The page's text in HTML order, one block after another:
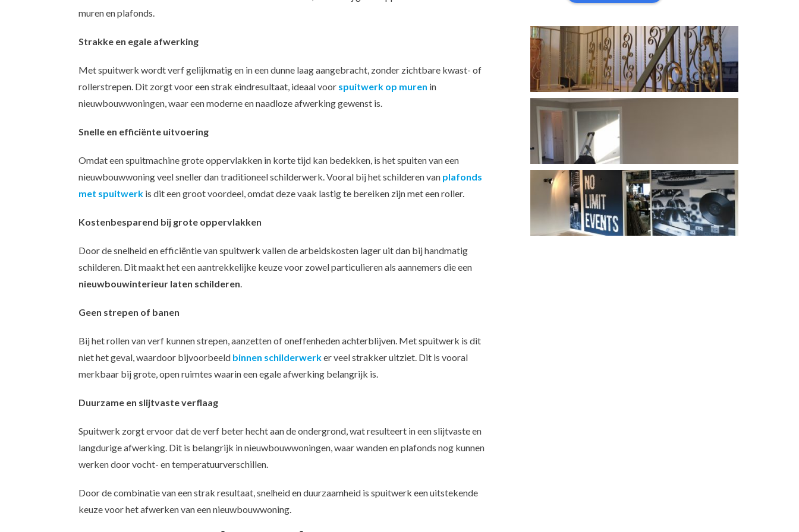
muren en plafonds.
Strakke en egale afwerking
Met spuitwerk wordt verf gelijkmatig en in een dunne laag aangebracht, zonder zichtbare kwast- of
rollerstrepen. Dit zorgt voor een strak eindresultaat, ideaal voor spuitwerk op muren in
nieuwbouwwoningen, waar een moderne en naadloze afwerking gewenst is.
Snelle en efficiënte uitvoering
Omdat een spuitmachine grote oppervlakken in korte tijd kan bedekken, is het spuiten van een
nieuwbouwwoning veel sneller dan traditioneel schilderwerk. Vooral bij het schilderen van plafonds
met spuitwerkis dit een groot voordeel, omdat deze vaak lastig te bereiken zijn met een roller.
Kostenbesparend bij grote oppervlakken
Door de snelheid en efficiëntie van spuitwerk vallen de arbeidskosten lager uit dan bij handmatig
schilderen. Dit maakt het een aantrekkelijke keuze voor zowel particulieren als aannemers die een
nieuwbouwinterieur laten schilderen.
Geen strepen of banen
Bij het rollen van verf kunnen strepen, aanzetten of oneffenheden achterblijven. Met spuitwerk is dit
niet het geval, waardoor bijvoorbeeld binnen schilderwerker veel strakker uitziet. Dit is vooral
merkbaar bij grote, open ruimtes waarin een egale afwerking belangrijk is.
Duurzame en slijtvaste verflaag
Spuitwerk zorgt ervoor dat de verf beter hecht aan de ondergrond, wat resulteert in een slijtvaste en
langdurige afwerking. Dit is belangrijk in nieuwbouwwoningen, waar wanden en plafonds nog kunnen
werken door vocht- en temperatuurverschillen.
Door de combinatie van een strak resultaat, snelheid en duurzaamheid is spuitwerk een uitstekende
keuze voor het afwerken van een nieuwbouwwoning.